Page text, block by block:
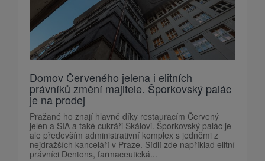
Domov Červeného jelena i elitních
právníků změní majitele. Šporkovský palác
je na prodej
Pražané ho znají hlavně díky restauracím Červený
jelen a SIA a také cukráři Skálovi. Šporkovský palác je
ale především administrativní komplex s jedněmi z
nejdražších kanceláří v Praze. Sídlí zde například elitní
právníci Dentons, farmaceutická...